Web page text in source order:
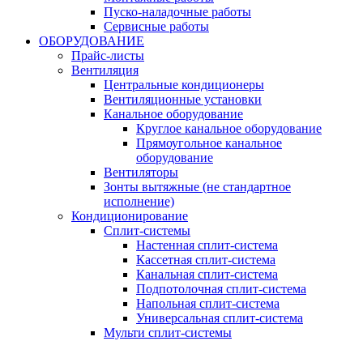
Пуско-наладочные работы
Сервисные работы
ОБОРУДОВАНИЕ
Прайс-листы
Вентиляция
Центральные кондиционеры
Вентиляционные установки
Канальное оборудование
Круглое канальное оборудование
Прямоугольное канальное
оборудование
Вентиляторы
Зонты вытяжные (не стандартное
исполнение)
Кондиционирование
Сплит-системы
Настенная сплит-система
Кассетная сплит-система
Канальная сплит-система
Подпотолочная сплит-система
Напольная сплит-система
Универсальная сплит-система
Мульти сплит-системы